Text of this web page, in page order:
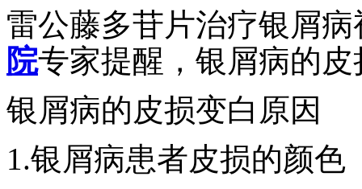
雷公藤多苷片治疗银屑
院专家提醒，银屑病的
银屑病的皮损变白原因
1.银屑病患者皮损的颜色